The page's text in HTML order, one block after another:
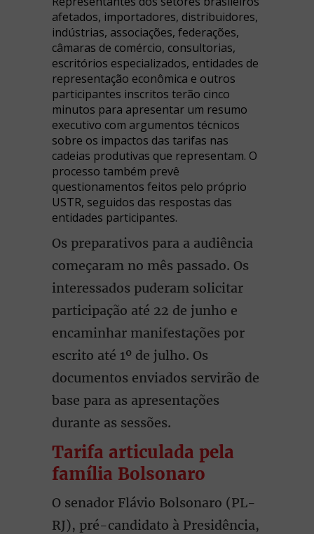
afetados, importadores, distribuidores,
indústrias, associações, federações,
câmaras de comércio, consultorias,
escritórios especializados, entidades de
representação econômica e outros
participantes inscritos terão cinco
minutos para apresentar um resumo
executivo com argumentos técnicos
sobre os impactos das tarifas nas
cadeias produtivas que representam. O
processo também prevê
questionamentos feitos pelo próprio
USTR, seguidos das respostas das
entidades participantes.
Os preparativos para a audiência
começaram no mês passado. Os
interessados puderam solicitar
participação até 22 de junho e
encaminhar manifestações por
escrito até 1º de julho. Os
documentos enviados servirão de
base para as apresentações
durante as sessões.
Tarifa articulada pela
família Bolsonaro
O senador Flávio Bolsonaro (PL-
RJ), pré-candidato à Presidência,